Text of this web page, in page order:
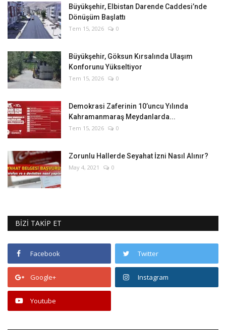
Büyükşehir, Elbistan Darende Caddesi’nde
Dönüşüm Başlattı
Tem 15, 2026 0
Büyükşehir, Göksun Kırsalında Ulaşım
Konforunu Yükseltiyor
Tem 15, 2026 0
Demokrasi Zaferinin 10’uncu Yılında
Kahramanmaraş Meydanlarda...
Tem 15, 2026 0
Zorunlu Hallerde Seyahat İzni Nasıl Alınır?
May 4, 2021 0
BİZİ TAKİP ET
Facebook Twitter
Google+ Instagram
Youtube